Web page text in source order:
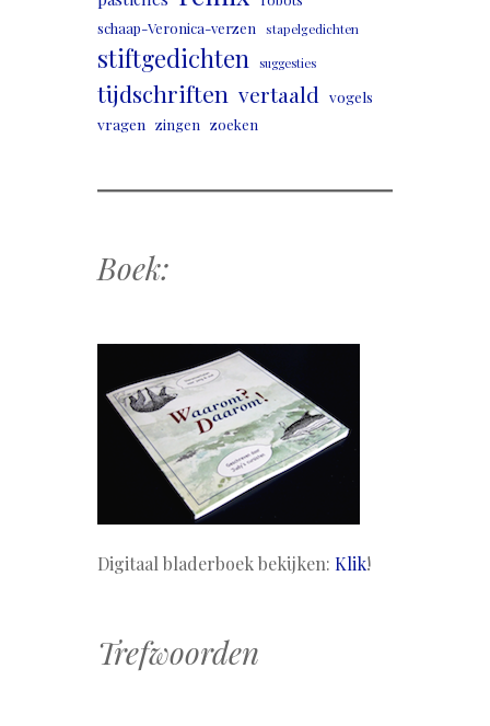
schaap-Veronica-verzen stapelgedichten
stiftgedichten suggesties
tijdschriften vertaald vogels
vragen zingen zoeken
Boek:
Digitaal bladerboek bekijken: Klik!
Trefwoorden